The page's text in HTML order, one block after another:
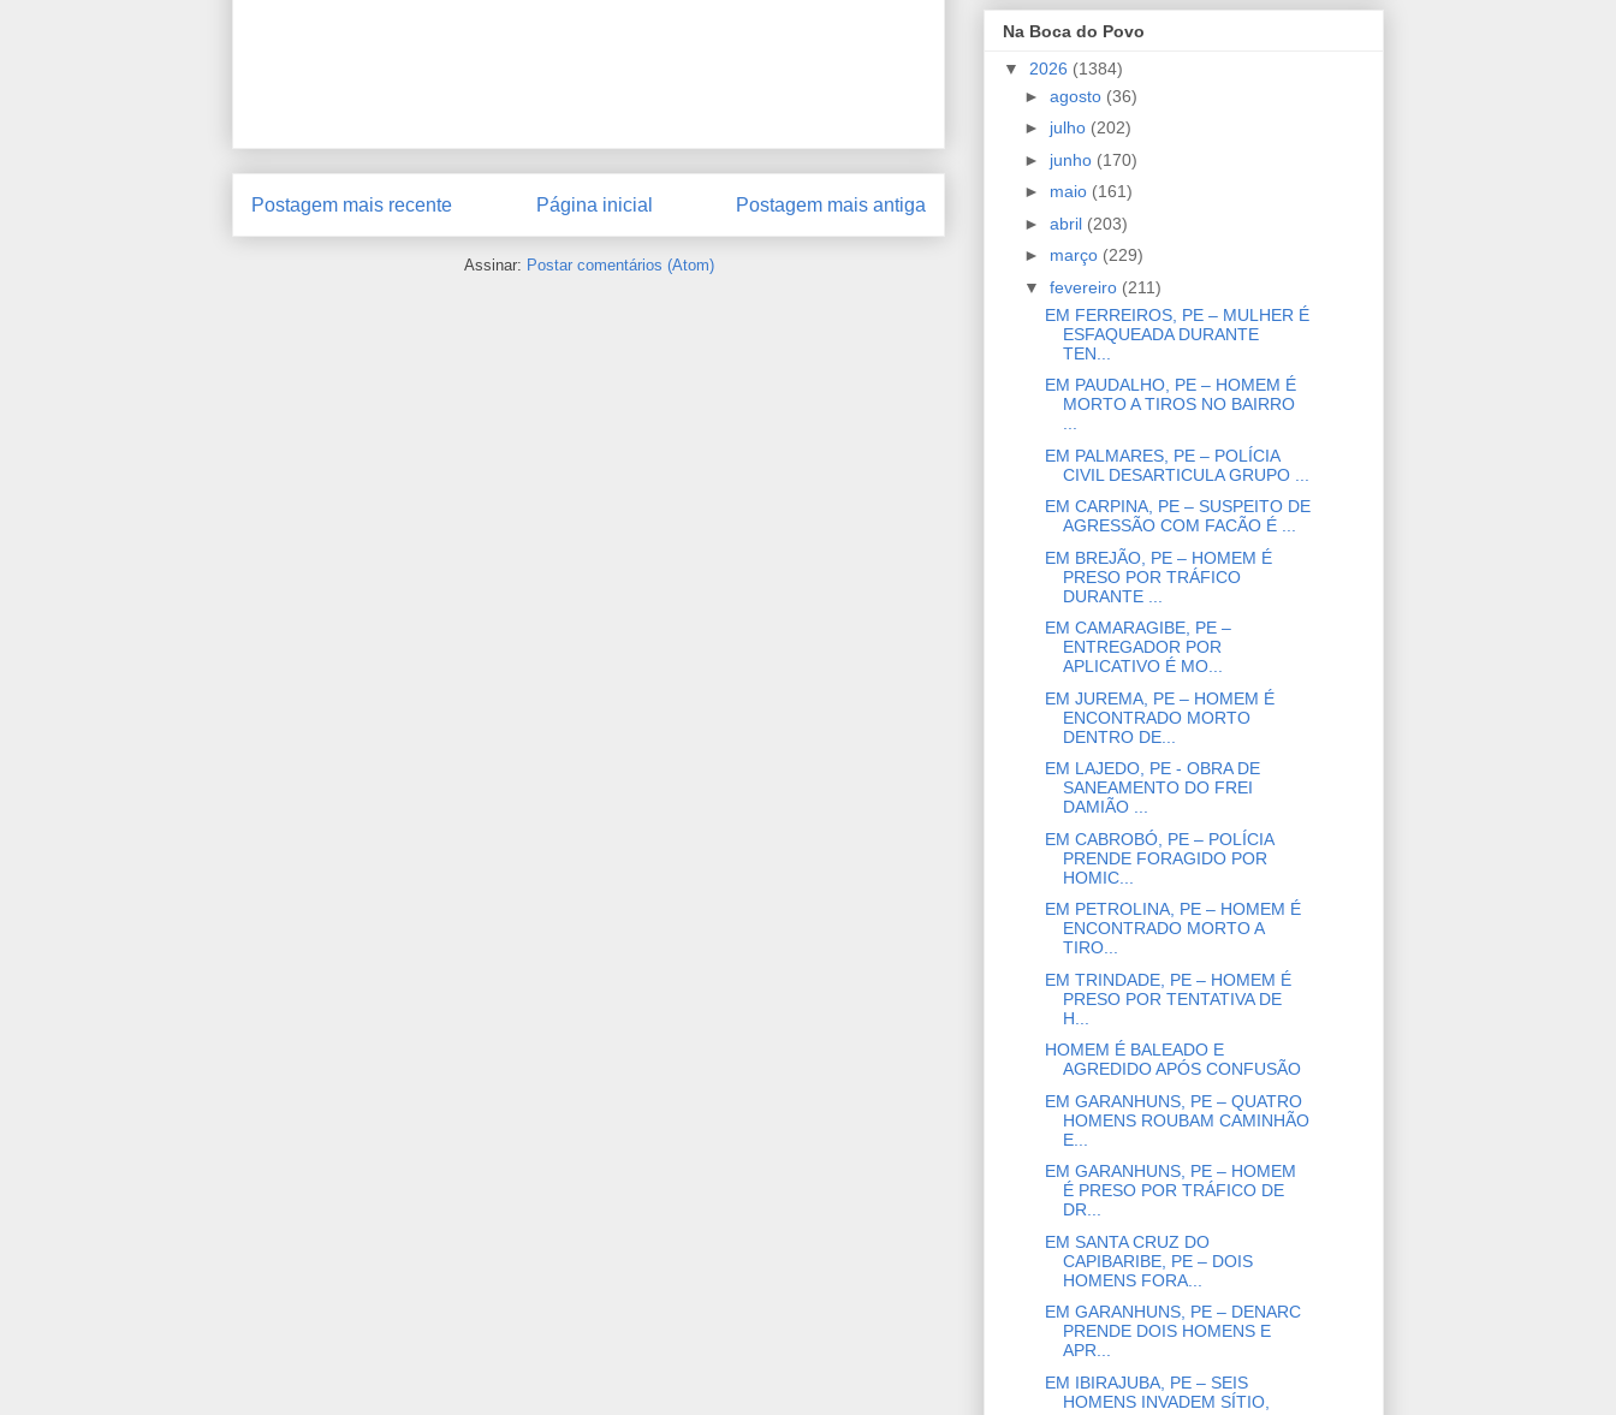
Postagem mais recente Postagem mais antiga
Página inicial
Assinar: Postar comentários (Atom)
Na Boca do Povo
▼ 2026 (1384)
► agosto (36)
► julho (202)
► junho (170)
► maio (161)
► abril (203)
► março (229)
▼ fevereiro (211)
EM FERREIROS, PE – MULHER É
ESFAQUEADA DURANTE
TEN...
EM PAUDALHO, PE – HOMEM É
MORTO A TIROS NO BAIRRO
...
EM PALMARES, PE – POLÍCIA
CIVIL DESARTICULA GRUPO ...
EM CARPINA, PE – SUSPEITO DE
AGRESSÃO COM FACÃO É ...
EM BREJÃO, PE – HOMEM É
PRESO POR TRÁFICO
DURANTE ...
EM CAMARAGIBE, PE –
ENTREGADOR POR
APLICATIVO É MO...
EM JUREMA, PE – HOMEM É
ENCONTRADO MORTO
DENTRO DE...
EM LAJEDO, PE - OBRA DE
SANEAMENTO DO FREI
DAMIÃO ...
EM CABROBÓ, PE – POLÍCIA
PRENDE FORAGIDO POR
HOMIC...
EM PETROLINA, PE – HOMEM É
ENCONTRADO MORTO A
TIRO...
EM TRINDADE, PE – HOMEM É
PRESO POR TENTATIVA DE
H...
HOMEM É BALEADO E
AGREDIDO APÓS CONFUSÃO
EM GARANHUNS, PE – QUATRO
HOMENS ROUBAM CAMINHÃO
E...
EM GARANHUNS, PE – HOMEM
É PRESO POR TRÁFICO DE
DR...
EM SANTA CRUZ DO
CAPIBARIBE, PE – DOIS
HOMENS FORA...
EM GARANHUNS, PE – DENARC
PRENDE DOIS HOMENS E
APR...
EM IBIRAJUBA, PE – SEIS
HOMENS INVADEM SÍTIO,